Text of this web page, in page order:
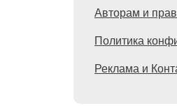
Авторам и
Политика
Реклама и